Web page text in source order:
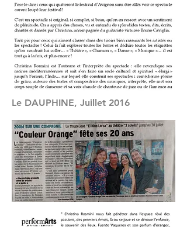
Le DAUPHINE, Juillet 2016